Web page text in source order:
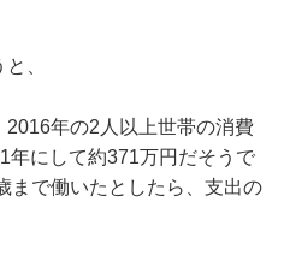
、
年の2人以上世帯の消費
年にして約371万円だそうで
まで働いたとしたら、支出の